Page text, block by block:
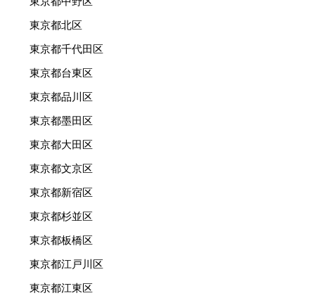
東京都北区
東京都千代田区
東京都台東区
東京都品川区
東京都墨田区
東京都大田区
東京都文京区
東京都新宿区
東京都杉並区
東京都板橋区
東京都江戸川区
東京都江東区